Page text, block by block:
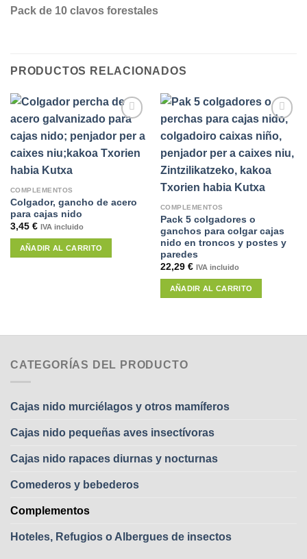
Pack de 10 clavos forestales
PRODUCTOS RELACIONADOS
a la
lista de
deseos
COMPLEMENTOS
Colgador, gancho de acero
para cajas nido
3,45 € IVA incluido
AÑADIR AL CARRITO
a la
lista de
deseos
COMPLEMENTOS
Pack 5 colgadores o
ganchos para colgar cajas
nido en troncos y postes y
paredes
22,29 € IVA incluido
AÑADIR AL CARRITO
CATEGORÍAS DEL PRODUCTO
Cajas nido murciélagos y otros mamíferos
Cajas nido pequeñas aves insectívoras
Cajas nido rapaces diurnas y nocturnas
Comederos y bebederos
Complementos
Hoteles, Refugios o Albergues de insectos